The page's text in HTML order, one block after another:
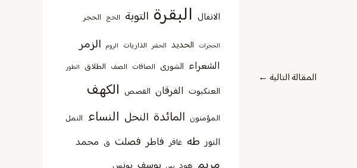
المقالة التالية ←
الانفال البقرة التوبة الحج الحجر
الحجرات الحديد الحشر الذاريات الروم الزمر
الشعراء الشورى الصافات الصف الطلاق الطور
العنكبوت الفرقان القصص الكهف
المؤمنون المائدة النحل النساء النمل
النور طه غافر فاطر فصلت ق محمد